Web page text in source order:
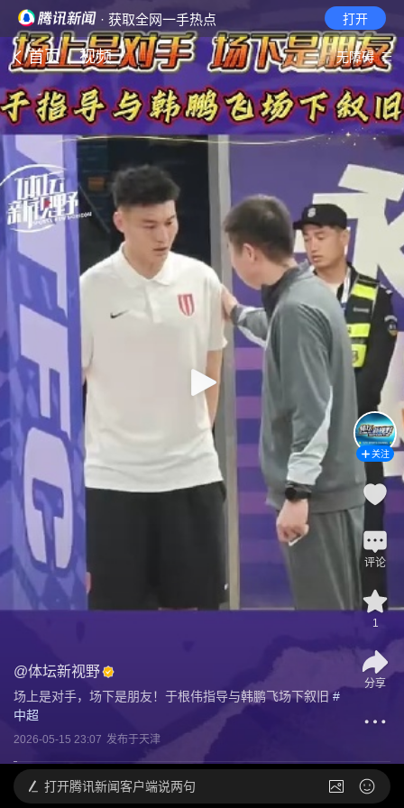
· 获取全网一手热点 打开
首页 视频 无障碍
@体坛新视野
场上是对手，场下是朋友！于根伟指导与韩鹏飞场下叙旧 #
中超
2026-05-15 23:07 发布于天津
关注
评论
1
分享
打开腾讯新闻客户端说两句